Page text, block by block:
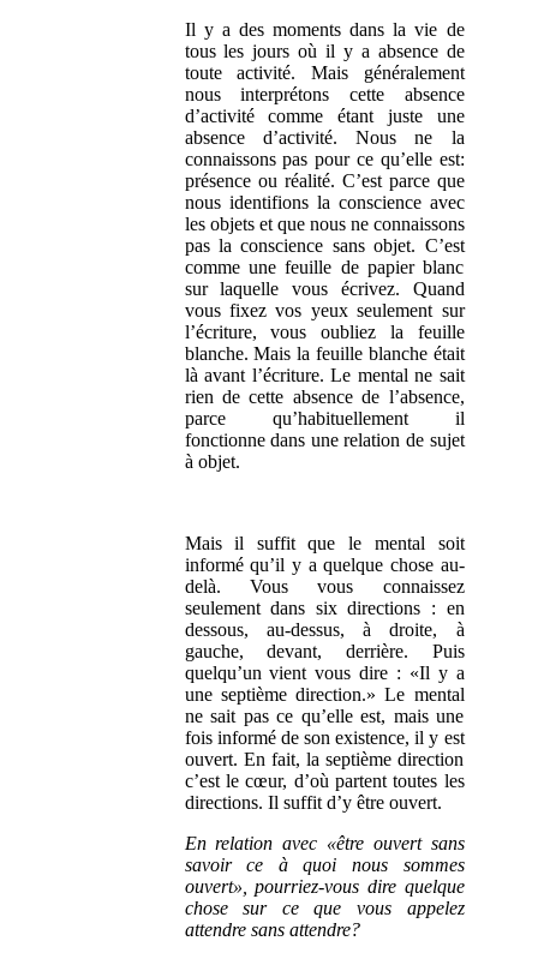
Il y a des moments dans la vie de
tous les jours où il y a absence de
toute activité. Mais généralement
nous interprétons cette absence
d’activité comme étant juste une
absence d’activité. Nous ne la
connaissons pas pour ce qu’elle est:
présence ou réalité. C’est parce que
nous identifions la conscience avec
les objets et que nous ne connaissons
pas la conscience sans objet. C’est
comme une feuille de papier blanc
sur laquelle vous écrivez. Quand
vous fixez vos yeux seulement sur
l’écriture, vous oubliez la feuille
blanche. Mais la feuille blanche était
là avant l’écriture. Le mental ne sait
rien de cette absence de l’absence,
parce qu’habituellement il
fonctionne dans une relation de sujet
à objet.
Mais il suffit que le mental soit
informé qu’il y a quelque chose au-
delà. Vous vous connaissez
seulement dans six directions : en
dessous, au-dessus, à droite, à
gauche, devant, derrière. Puis
quelqu’un vient vous dire : «Il y a
une septième direction.» Le mental
ne sait pas ce qu’elle est, mais une
fois informé de son existence, il y est
ouvert. En fait, la septième direction
c’est le cœur, d’où partent toutes les
directions. Il suffit d’y être ouvert.
En relation avec «être ouvert sans
savoir ce à quoi nous sommes
ouvert», pourriez-vous dire quelque
chose sur ce que vous appelez
attendre sans attendre?